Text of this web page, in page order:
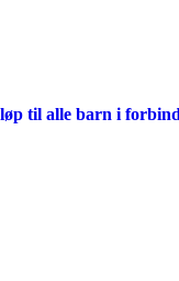
til alle barn i